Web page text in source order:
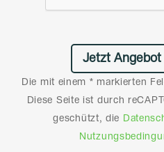
Die mit einem * markierten
Diese Seite ist durch
geschützt, die